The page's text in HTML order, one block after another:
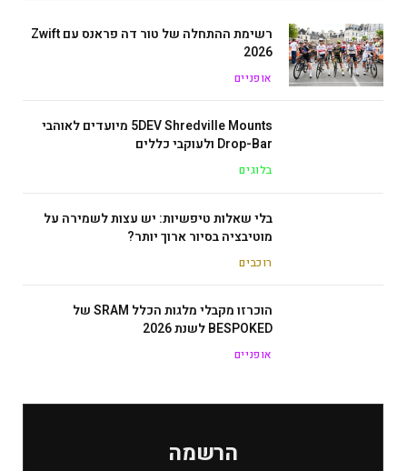
רשימת ההתחלה של טור דה פראנס עם Zwift
2026
אופניים
5DEV Shredville Mounts מיועדים לאוהבי
Drop-Bar ולעוקבי כללים
בלוגים
בלי שאלות טיפשיות: יש עצות לשמירה על
מוטיבציה בסיור ארוך יותר?
רוכבים
הוכרזו מקבלי מלגות הכלל SRAM של
BESPOKED לשנת 2026
אופניים
הרשמה